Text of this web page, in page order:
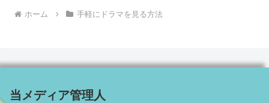
ホーム 手軽にドラマを見る方法
当メディア管理人